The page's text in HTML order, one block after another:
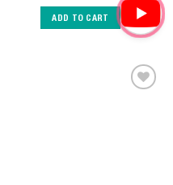
ADD TO CART